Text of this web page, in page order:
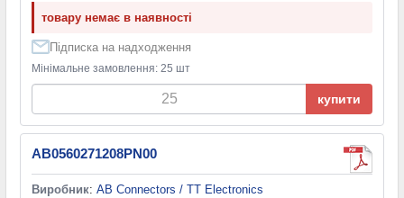
товару немає в наявності
Підписка на надходження
Мінімальне замовлення: 25 шт
купити
AB0560271208PN00
Виробник: AB Connectors / TT Electronics